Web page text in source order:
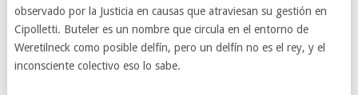
observado por la Justicia en causas que atraviesan su gestión en
Cipolletti. Buteler es un nombre que circula en el entorno de
Weretilneck como posible delfín, pero un delfín no es el rey, y el
inconsciente colectivo eso lo sabe.